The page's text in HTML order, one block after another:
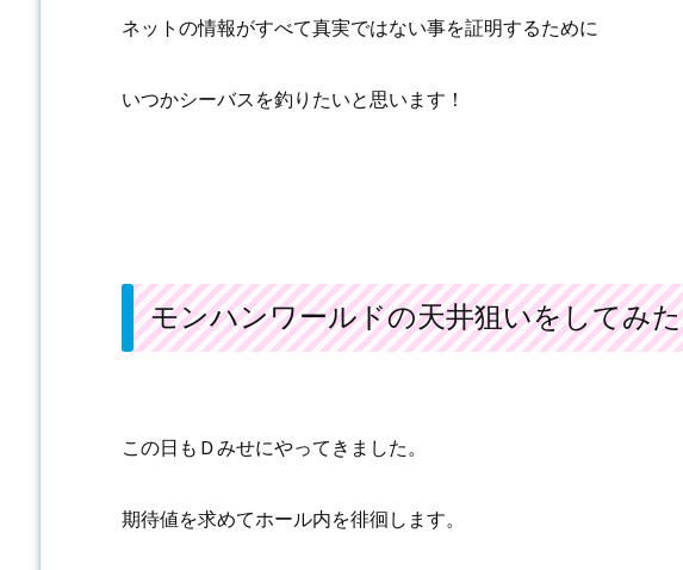
ネットの情報がすべて真実ではない事を証明するために
いつかシーバスを釣りたいと思います！
モンハンワールドの天井狙いをしてみた
この日もＤみせにやってきました。
期待値を求めてホール内を徘徊します。